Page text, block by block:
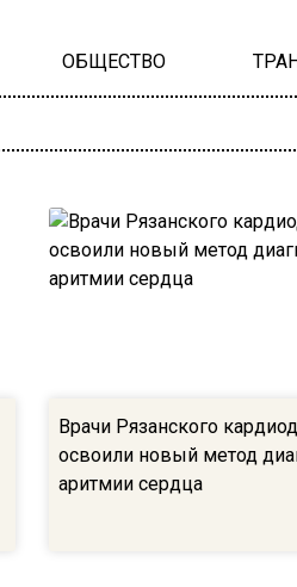
ОБЩЕСТВО
Врачи Рязанского
освоили новый метод
аритмии сердца